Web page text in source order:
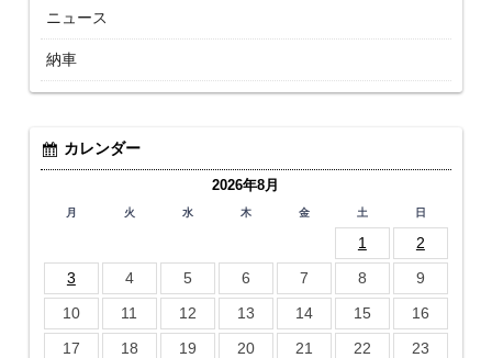
ニュース
納車
カレンダー
2026年8月
月 火 水 木 金 土 日
1
2
3
4 5 6 7 8
9
10
11 12 13 14 15
16
17
18 19 20 21 22
23